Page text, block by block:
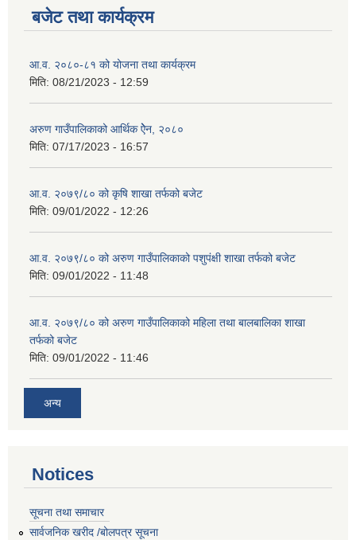
बजेट तथा कार्यक्रम
आ.व. २०८०-८१ को योजना तथा कार्यक्रम
मिति: 08/21/2023 - 12:59
अरुण गाउँपालिकाको आर्थिक ऐेन, २०८०
मिति: 07/17/2023 - 16:57
आ.व. २०७९/८० को कृषि शाखा तर्फको बजेट
मिति: 09/01/2022 - 12:26
आ.व. २०७९/८० को अरुण गाउँपालिकाको पशुपंक्षी शाखा तर्फको बजेट
मिति: 09/01/2022 - 11:48
आ.व. २०७९/८० को अरुण गाउँपालिकाको महिला तथा बालबालिका शाखा
तर्फको बजेट
मिति: 09/01/2022 - 11:46
अन्य
Notices
सूचना तथा समाचार
सार्वजनिक खरीद /बोलपत्र सूचना